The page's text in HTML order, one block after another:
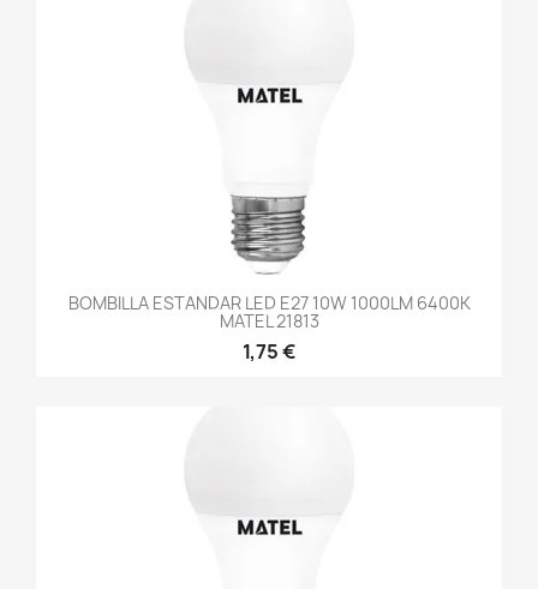
BOMBILLA ESTANDAR LED E27 10W 1000LM 6400K
MATEL 21813
1,75 €